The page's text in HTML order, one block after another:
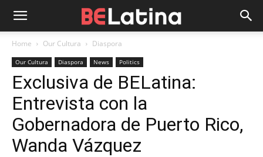
Home Our Cultura Diaspora
Our Cultura Diaspora News Politics
Exclusiva de BELatina:
Entrevista con la
Gobernadora de Puerto Rico,
Wanda Vázquez